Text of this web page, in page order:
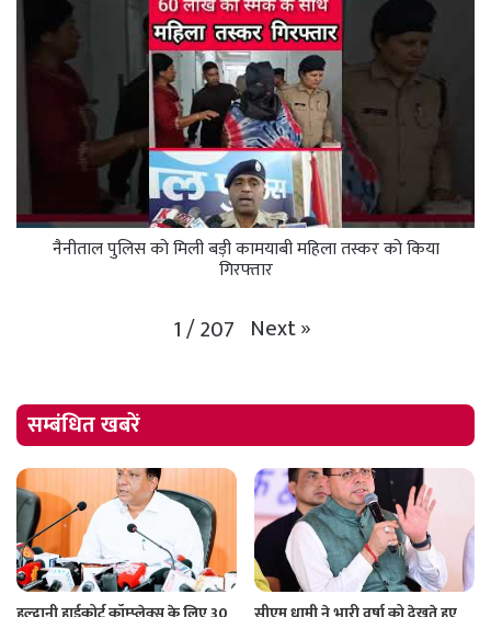
नैनीताल पुलिस को मिली बड़ी कामयाबी महिला तस्कर को किया
गिरफ्तार
1/207 Next»
सम्बंधित खबरें